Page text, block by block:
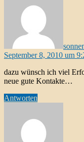
September 8, 2010 um
dazu wünsch ich viel
neue gute Kontakte…
Antworten